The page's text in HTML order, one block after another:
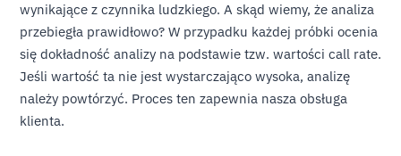
wynikające z czynnika ludzkiego. A skąd wiemy, że analiza
przebiegła prawidłowo? W przypadku każdej próbki ocenia
się dokładność analizy na podstawie tzw. wartości call rate.
Jeśli wartość ta nie jest wystarczająco wysoka, analizę
należy powtórzyć. Proces ten zapewnia nasza obsługa
klienta.